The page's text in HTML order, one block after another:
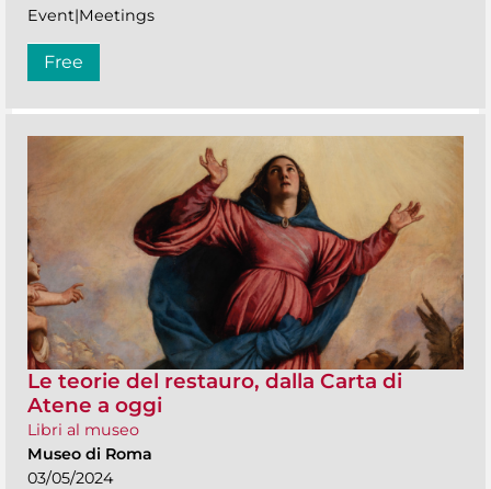
Event|Meetings
Free
Le teorie del restauro, dalla Carta di
Atene a oggi
Libri al museo
Museo di Roma
03/05/2024